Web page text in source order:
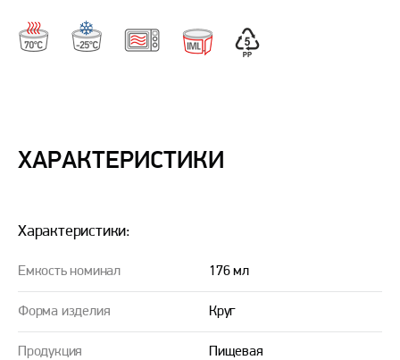
ХАРАКТЕРИСТИКИ
Характеристики:
Емкость номинал 176 мл
Форма изделия Круг
Продукция Пищевая